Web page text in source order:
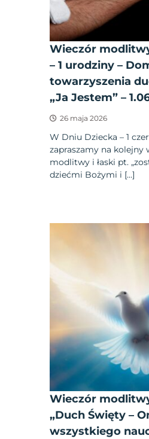
Wieczór
– 1 urodziny –
towarzyszenia
„Ja Jestem” –
26 maja 2026
W Dniu Dziecka – 1
zapraszamy na kolejny
modlitwy i łaski pt.
dziećmi Bożymi i […]
Wieczór
„Duch Święty –
wszystkiego